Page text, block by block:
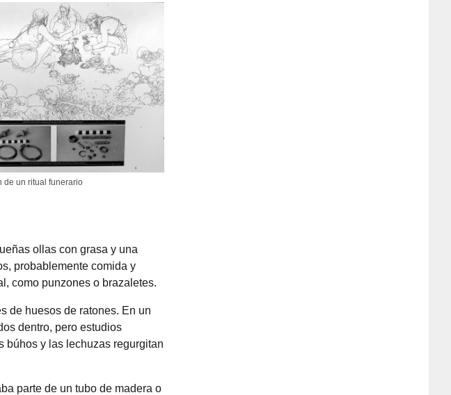
de un ritual funerario
ollas con grasa y una
probablemente comida y
como punzones o brazaletes.
de huesos de ratones. En un
dentro, pero estudios
búhos y las lechuzas regurgitan
parte de un tubo de madera o